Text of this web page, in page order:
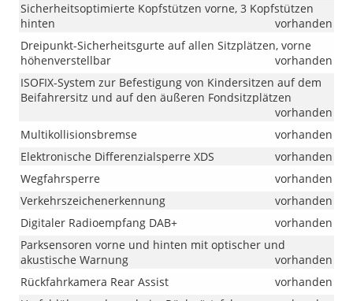
Sicherheitsoptimierte Kopfstützen vorne, 3 Kopfstützen
hinten
vorhanden
Dreipunkt-Sicherheitsgurte auf allen Sitzplätzen, vorne
höhenverstellbar
vorhanden
ISOFIX-System zur Befestigung von Kindersitzen auf dem
Beifahrersitz und auf den äußeren Fondsitzplätzen
vorhanden
Multikollisionsbremse
vorhanden
Elektronische Differenzialsperre XDS
vorhanden
Wegfahrsperre
vorhanden
Verkehrszeichenerkennung
vorhanden
Digitaler Radioempfang DAB+
vorhanden
Parksensoren vorne und hinten mit optischer und
akustische Warnung
vorhanden
Rückfahrkamera Rear Assist
vorhanden